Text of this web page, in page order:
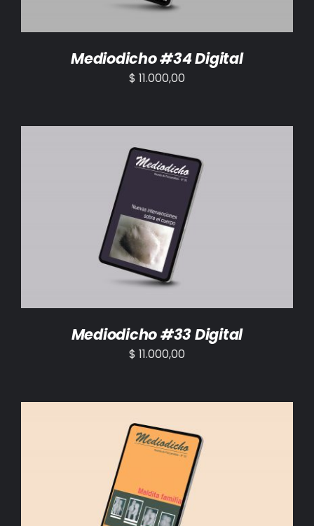
Mediodicho #34 Digital
$ 11.000,00
AÑADIR AL CARRITO /
Mediodicho #33 Digital
$ 11.000,00
AÑADIR AL CARRITO /